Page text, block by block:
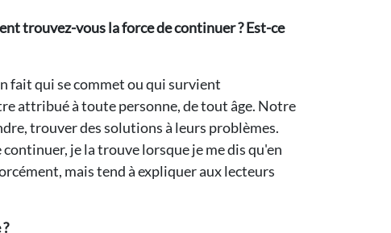
trouvez-vous la force de continuer ? Est-ce
fait qui se commet ou qui survient
attribué à toute personne, de tout âge. Notre
trouver des solutions à leurs problèmes.
continuer, je la trouve lorsque je me dis qu'en
mais tend à expliquer aux lecteurs